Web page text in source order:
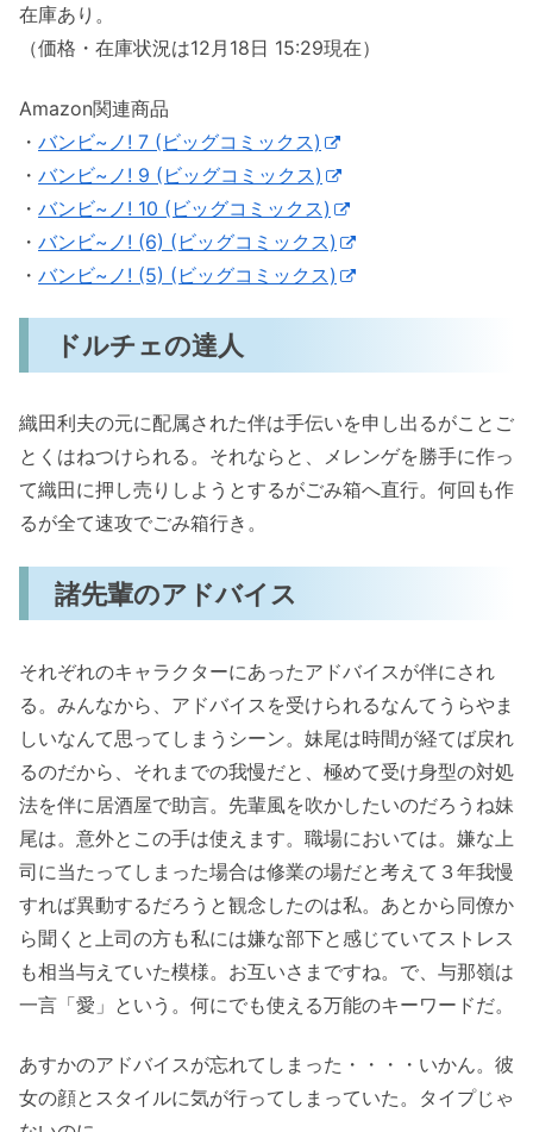
在庫あり。
（価格・在庫状況は12月18日 15:29現在）
Amazon関連商品
・ バンビ~ノ! 7 (ビッグコミックス)
・ バンビ~ノ! 9 (ビッグコミックス)
・ バンビ~ノ! 10 (ビッグコミックス)
・ バンビ~ノ! (6) (ビッグコミックス)
・ バンビ~ノ! (5) (ビッグコミックス)
ドルチェの達人
織田利夫の元に配属された伴は手伝いを申し出るがことご
とくはねつけられる。それならと、メレンゲを勝手に作っ
て織田に押し売りしようとするがごみ箱へ直行。何回も作
るが全て速攻でごみ箱行き。
諸先輩のアドバイス
それぞれのキャラクターにあったアドバイスが伴にされ
る。みんなから、アドバイスを受けられるなんてうらやま
しいなんて思ってしまうシーン。妹尾は時間が経てば戻れ
るのだから、それまでの我慢だと、極めて受け身型の対処
法を伴に居酒屋で助言。先輩風を吹かしたいのだろうね妹
尾は。意外とこの手は使えます。職場においては。嫌な上
司に当たってしまった場合は修業の場だと考えて３年我慢
すれば異動するだろうと観念したのは私。あとから同僚か
ら聞くと上司の方も私には嫌な部下と感じていてストレス
も相当与えていた模様。お互いさまですね。で、与那嶺は
一言「愛」という。何にでも使える万能のキーワードだ。
あすかのアドバイスが忘れてしまった・・・・いかん。彼
女の顔とスタイルに気が行ってしまっていた。タイプじゃ